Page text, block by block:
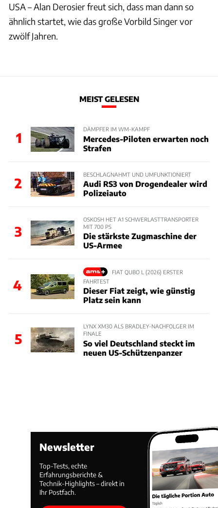
USA – Alan Derosier freut sich, dass man dann so
ähnlich startet, wie das große Vorbild Singer vor
zwölf Jahren.
MEIST GELESEN
1
DÄMPFER IM WM-KAMPF
Mercedes-Piloten erwarten noch
Strafen
2
BESCHLAGNAHMT UND UMFUNKTIONIERT
Audi RS3 von Drogendealer wird
Polizeiauto
3
OSKOSH HET A1 SCHWERLASTTRANSPORTER
MIT 700 PS
Die stärkste Zugmaschine der
US-Armee
4
FIAT QUBO L (2026) ERSTER
FAHRTEST
Dieser Fiat zeigt, wie günstig
Platz sein kann
5
LYNX XM30 ALS BRADLEY-NACHFOLGER IM
FINALE
So viel Deutschland steckt im
neuen US-Schützenpanzer
Newsletter
Top-Tests, echte
Erfahrungsberichte &
Technik-Highlights – direkt in
Ihr Postfach.